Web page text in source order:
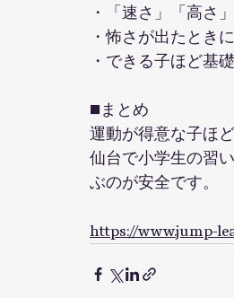
・「速さ」「高さ
・怖さが出たとき
・できる子ほど基
■まとめ
運動が得意な子ほ
仙台で小学生の習
ぶのが安全です。
https://www.jump-